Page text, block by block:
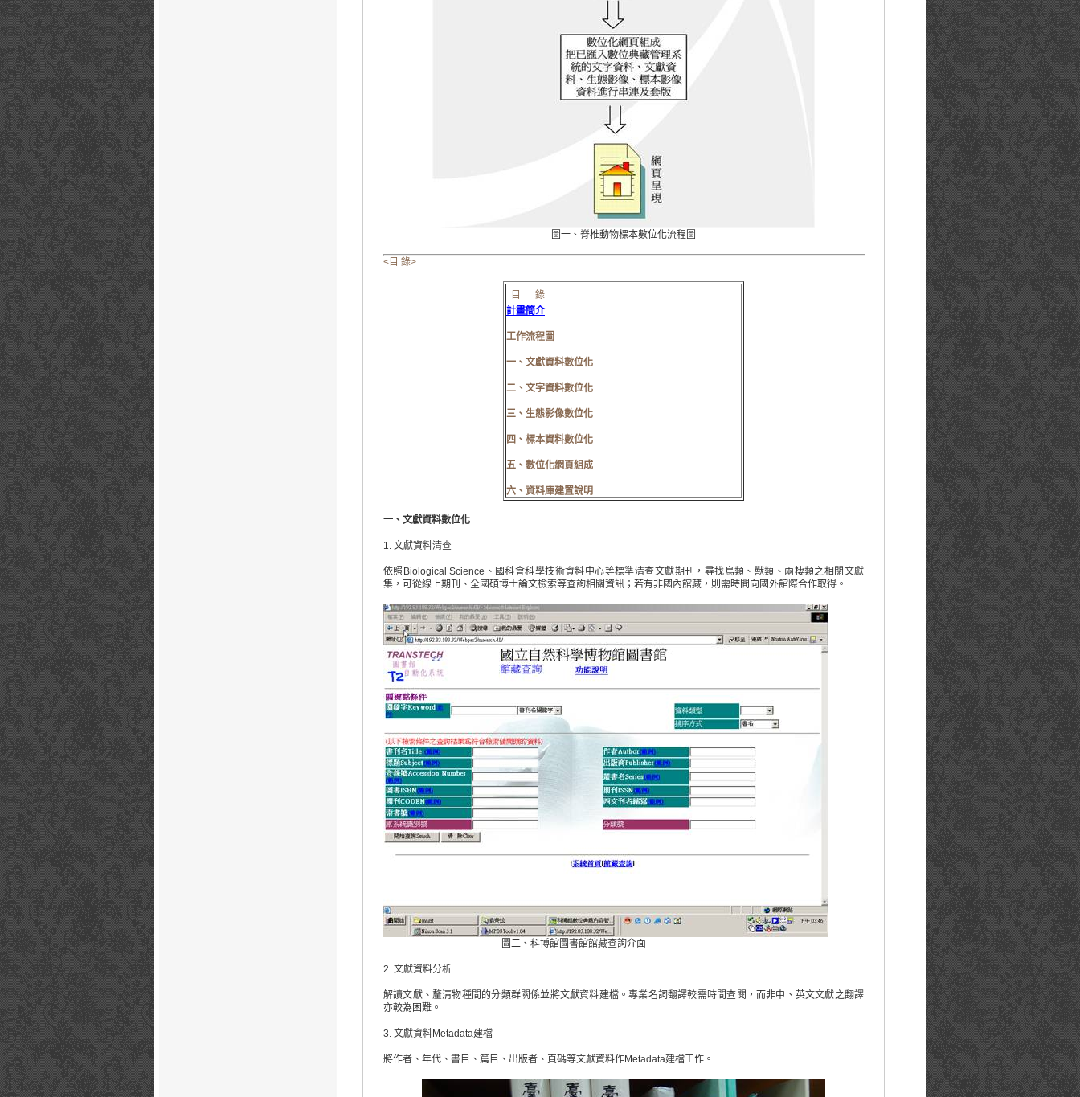
圖一、脊椎動物標本數位化流程圖
<目 錄>
目 錄
計畫簡介
工作流程圖
一、文獻資料數位化
二、文字資料數位化
三、生態影像數位化
四、標本資料數位化
五、數位化網頁組成
六、資料庫建置說明
一、文獻資料數位化
1. 文獻資料清查
依照Biological Science、國科會科學技術資料中心等標準清查文獻期刊，尋找鳥類、獸類、兩棲類之相關文獻
集，可從線上期刊、全國碩博士論文檢索等查詢相關資訊；若有非國內館藏，則需時間向國外館際合作取得。
圖二、科博館圖書館館藏查詢介面
2. 文獻資料分析
解讀文獻、釐清物種間的分類群關係並將文獻資料建檔。專業名詞翻譯較需時間查閱，而非中、英文文獻之翻譯
亦較為困難。
3. 文獻資料Metadata建檔
將作者、年代、書目、篇目、出版者、頁碼等文獻資料作Metadata建檔工作。